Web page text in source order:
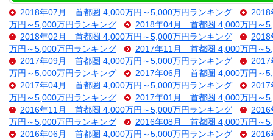
2018年07月 首都圏 4,000万円～5,000万円ランキング
2018
万円～5,000万円ランキング
2018年04月 首都圏 4,000万円～
2018年02月 首都圏 4,000万円～5,000万円ランキング
2018
万円～5,000万円ランキング
2017年11月 首都圏 4,000万円～
2017年09月 首都圏 4,000万円～5,000万円ランキング
2017
万円～5,000万円ランキング
2017年06月 首都圏 4,000万円～
2017年04月 首都圏 4,000万円～5,000万円ランキング
2017
万円～5,000万円ランキング
2017年01月 首都圏 4,000万円～
2016年11月 首都圏 4,000万円～5,000万円ランキング
2016
万円～5,000万円ランキング
2016年08月 首都圏 4,000万円～
2016年06月 首都圏 4,000万円～5,000万円ランキング
2016